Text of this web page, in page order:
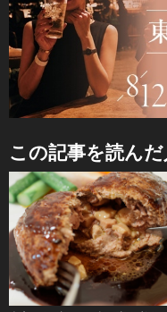
この記事を読ん